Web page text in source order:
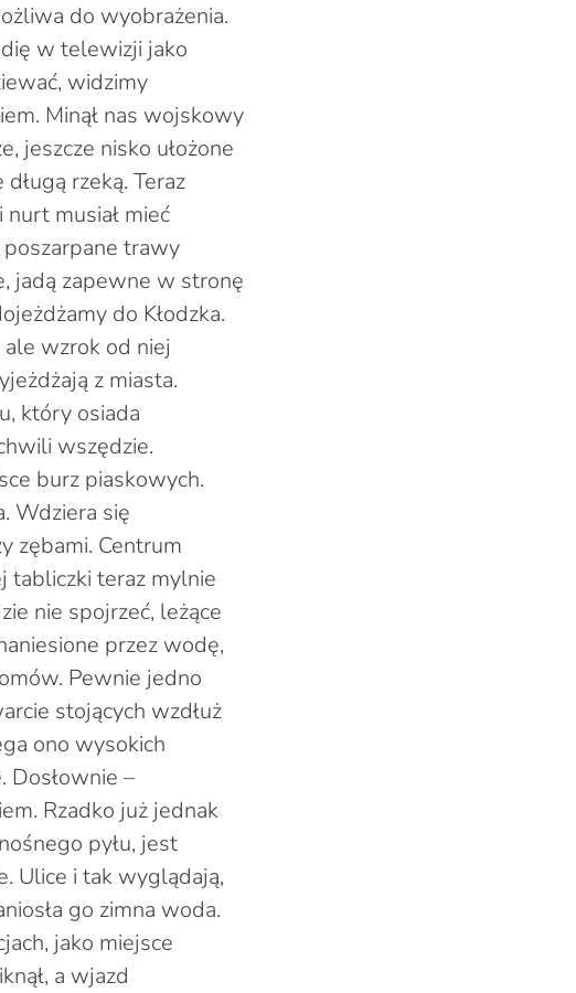
do wyobrażenia.
w telewizji jako
widzimy
Minął nas wojskowy
jeszcze nisko ułożone
rzeką. Teraz
musiał mieć
trawy
jadą zapewne w stronę
do Kłodzka.
wzrok od niej
z miasta.
który osiada
wszędzie.
burz piaskowych.
Wdziera się
zębami. Centrum
tabliczki teraz mylnie
nie spojrzeć, leżące
przez wodę,
Pewnie jedno
stojących wzdłuż
ono wysokich
Dosłownie –
Rzadko już jednak
pyłu, jest
Ulice i tak wyglądają,
go zimna woda.
jako miejsce
a wjazd